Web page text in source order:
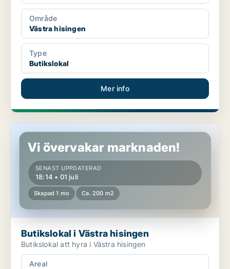
Område
Västra hisingen
Type
Butikslokal
Mer info
Butikslokal i Västra hisingen
Vi övervakar marknaden!
SENAST UPPDATERAD
18:14 • 01 juli
Skapad 1 mo Ca. 200 m2
Butikslokal i Västra hisingen
Butikslokal att hyra i Västra hisingen
Areal